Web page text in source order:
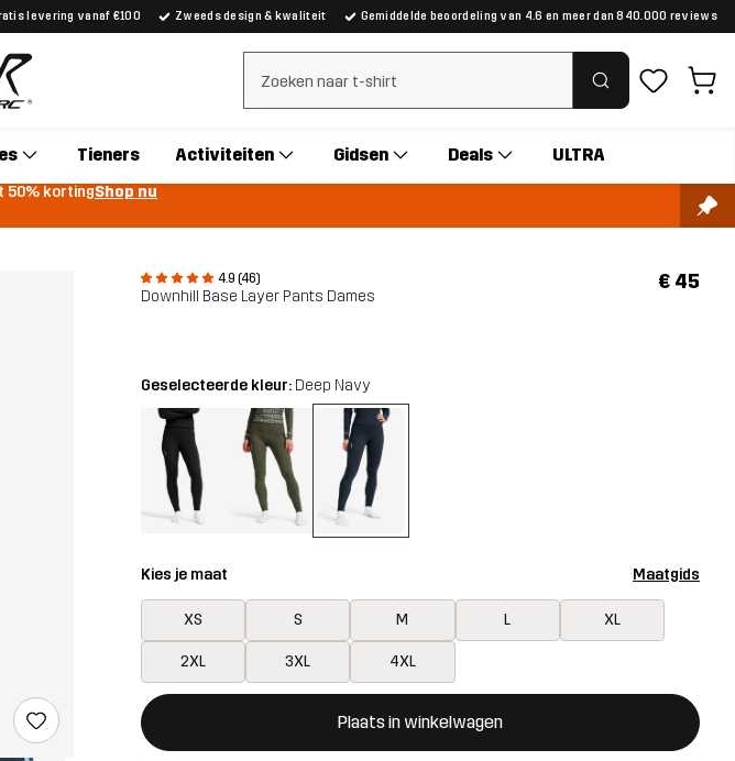
levering vanaf €100 Zweeds design & kwaliteit Gemiddelde beoordeling van 4.6 en meer dan 840.000 reviews
Zoeken wissen
Tieners Activiteiten Gidsen Deals ULTRA
50% kortingShop nu
4.9 (46)
Downhill Base Layer Pants Dames
€ 45
Geselecteerde kleur: Deep Navy
Kies je maat Maatgids
XS S M L XL
2XL 3XL 4XL
Plaats in winkelwagen
Deze knop opent een modal met de bevestiging van een nieuw item in het
{{size}} niet beschikbaar